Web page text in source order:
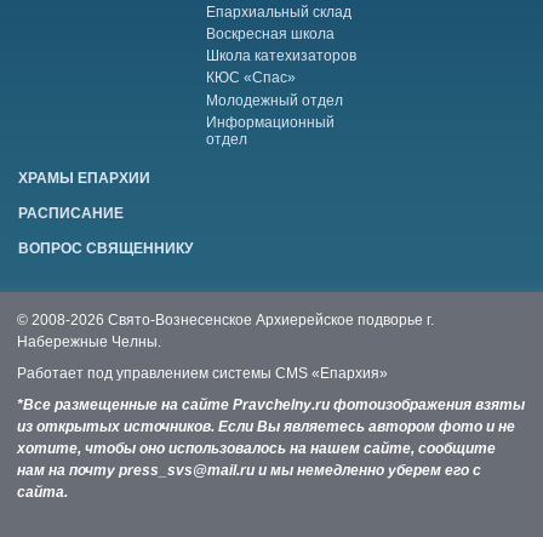
Епархиальный склад
Воскресная школа
Школа катехизаторов
КЮС «Спас»
Молодежный отдел
Информационный
отдел
ХРАМЫ ЕПАРХИИ
РАСПИСАНИЕ
ВОПРОС СВЯЩЕННИКУ
© 2008-2026 Свято-Вознесенское Архиерейское подворье г.
Набережные Челны.
Работает под управлением системы CMS «Епархия»
*Все размещенные на сайте Pravchelny.ru фотоизображения взяты
из открытых источников. Если Вы являетесь автором фото и не
хотите, чтобы оно использовалось на нашем сайте, сообщите
нам на почту press_svs@mail.ru и мы немедленно уберем его с
сайта.